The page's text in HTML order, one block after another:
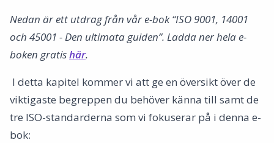
Standarder
ISO 9001 - Kvalitet
Vad är ISO 9001?
Vad innebär det?
De 7 ledningsprinciperna
Tillämpning
Kontinuerlig förbättring
Nedan är ett utdrag från vår e-bok “ISO 9001, 14001
och 45001 - Den ultimata guiden”. Ladda ner hela e-
boken gratishär.
‍ I detta kapitel kommer vi att ge en översikt över de
viktigaste begreppen du behöver känna till samt de
tre ISO-standarderna som vi fokuserar på i denna e-
bok: